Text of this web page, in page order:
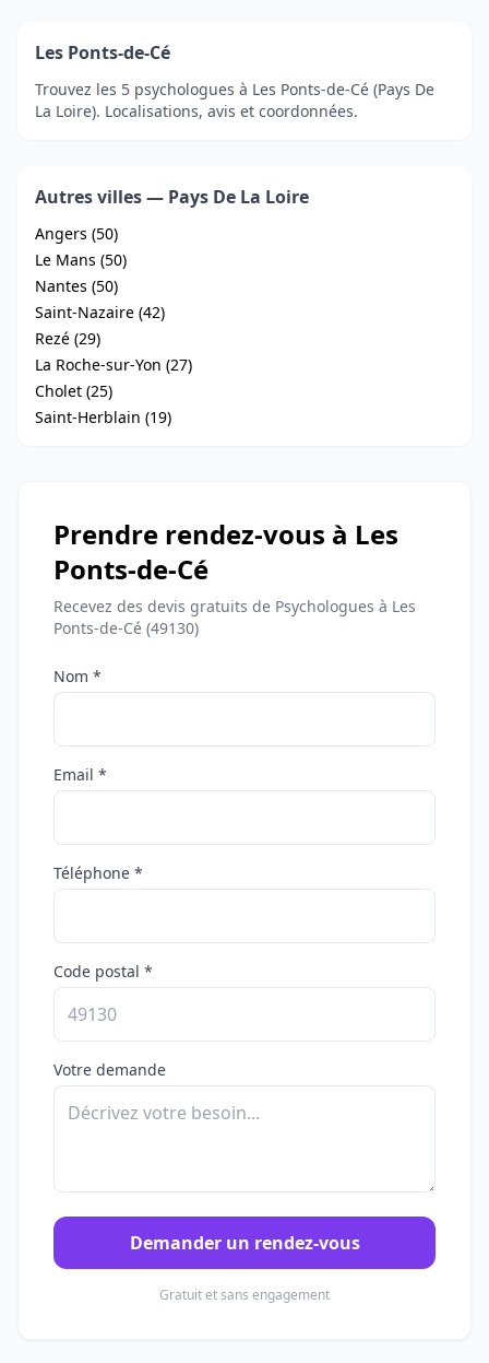
Les Ponts-de-Cé
Trouvez les 5 psychologues à Les Ponts-de-Cé (Pays De
La Loire). Localisations, avis et coordonnées.
Autres villes — Pays De La Loire
Angers (50)
Le Mans (50)
Nantes (50)
Saint-Nazaire (42)
Rezé (29)
La Roche-sur-Yon (27)
Cholet (25)
Saint-Herblain (19)
Prendre rendez-vous à Les
Ponts-de-Cé
Recevez des devis gratuits de Psychologues à Les
Ponts-de-Cé (49130)
Nom *
Email *
Téléphone *
Code postal *
Votre demande
Demander un rendez-vous
Gratuit et sans engagement